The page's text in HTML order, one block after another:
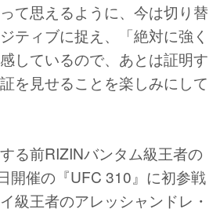
て思えるように、今は切り替
ティブに捉え、「絶対に強く
しているので、あとは証明す
を見せることを楽しみにして
る前RIZINバンタム級王者の
開催の『UFC 310』に初参戦
級王者のアレッシャンドレ・